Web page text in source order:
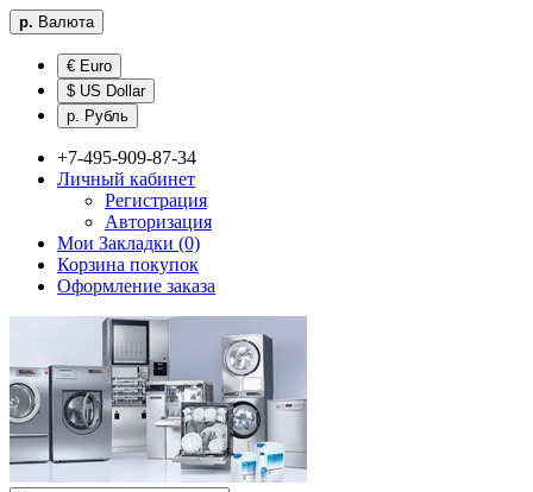
р. Валюта
€ Euro
$ US Dollar
р. Рубль
+7-495-909-87-34
Личный кабинет
Регистрация
Авторизация
Мои Закладки (0)
Корзина покупок
Оформление заказа